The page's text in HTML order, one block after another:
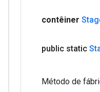
contêiner
public static
Método de